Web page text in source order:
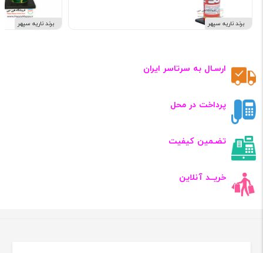
برند ناریه سپهر برند ناریه سپهر
ارسـال به سرتاسر ایران
پرداخت در محل
تضـمین کیفیت
خریــد آنلاین